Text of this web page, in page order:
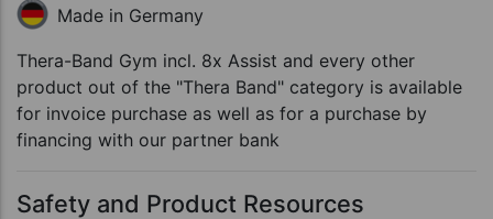
Made in Germany
Thera-Band Gym incl. 8x Assist and every other
product out of the "Thera Band" category is available
for invoice purchase as well as for a purchase by
financing with our partner bank
Safety and Product Resources